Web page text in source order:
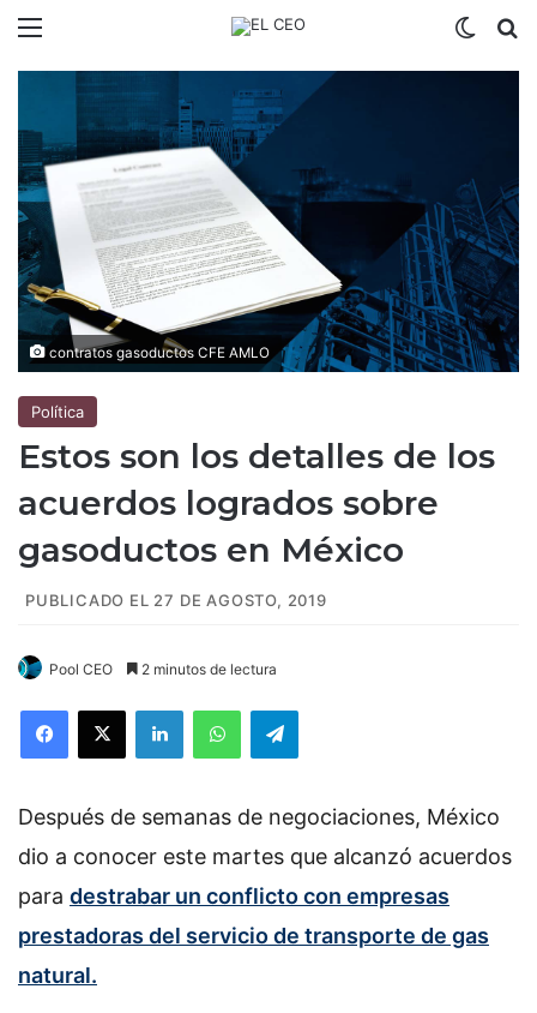
contratos gasoductos CFE AMLO
Política
Estos son los detalles de los
acuerdos logrados sobre
gasoductos en México
PUBLICADO EL 27 DE AGOSTO, 2019
Pool CEO 2 minutos de lectura
Después de semanas de negociaciones, México
dio a conocer este martes que alcanzó acuerdos
para destrabar un conflicto con empresas
prestadoras del servicio de transporte de gas
natural.